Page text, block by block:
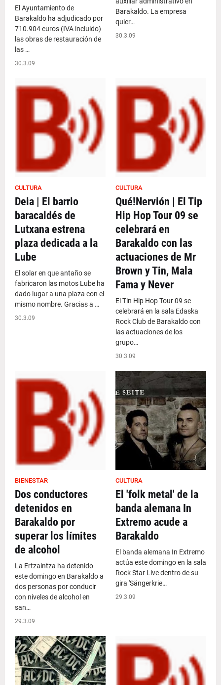
El Ayuntamiento de
Barakaldo ha adjudicado por
710.904 euros (IVA incluido)
las obras de restauración de
las …
30.3.09
Barakaldo. La empresa
quier…
30.3.09
CULTURA
Deia | El barrio
baracaldés de
Lutxana estrena
plaza dedicada a la
Lube
El solar en que antaño se
fabricaron las motos Lube ha
dado lugar a una plaza con el
mismo nombre. Gracias a …
30.3.09
CULTURA
Qué!Nervión | El Tip
Hip Hop Tour 09 se
celebrará en
Barakaldo con las
actuaciones de Mr
Brown y Tin, Mala
Fama y Never
El Tin Hip Hop Tour 09 se
celebrará en la sala Edaska
Rock Club de Barakaldo con
las actuaciones de los
grupo…
30.3.09
BIENESTAR
Dos conductores
detenidos en
Barakaldo por
superar los límites
de alcohol
La Ertzaintza ha detenido
este domingo en Barakaldo a
dos personas por conducir
con niveles de alcohol en
san…
29.3.09
CULTURA
El 'folk metal' de la
banda alemana In
Extremo acude a
Barakaldo
El banda alemana In Extremo
actúa este domingo en la sala
Rock Star Live dentro de su
gira 'Sängerkrie…
29.3.09